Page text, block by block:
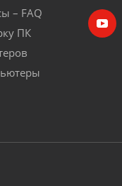
– FAQ
ПК